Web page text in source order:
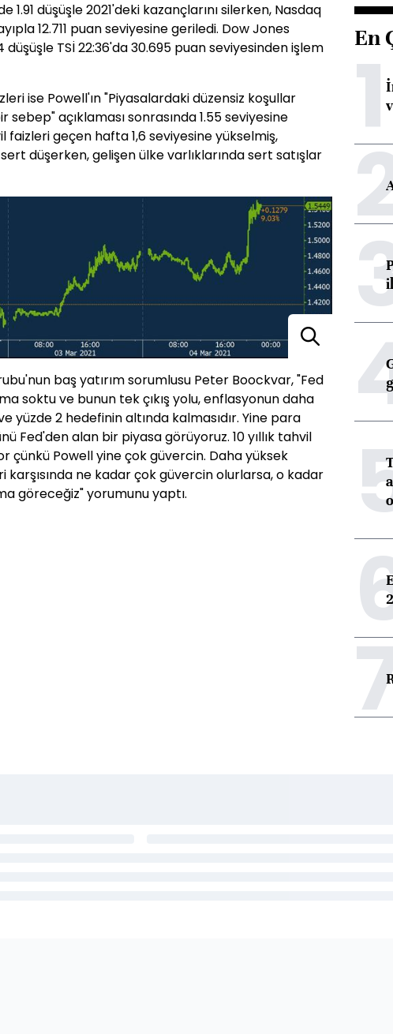
1.91 düşüşle 2021'deki kazançlarını silerken, Nasdaq
12.711 puan seviyesine geriledi. Dow Jones
düşüşle TSİ 22:36'da 30.695 puan seviyesinden işlem
ise Powell'ın "Piyasalardaki düzensiz koşullar
sebep" açıklaması sonrasında 1.55 seviyesine
faizleri geçen hafta 1,6 seviyesine yükselmiş,
düşerken, gelişen ülke varlıklarında sert satışlar
baş yatırım sorumlusu Peter Boockvar, "Fed
soktu ve bunun tek çıkış yolu, enflasyonun daha
yüzde 2 hedefinin altında kalmasıdır. Yine para
Fed'den alan bir piyasa görüyoruz. 10 yıllık tahvil
çünkü Powell yine çok güvercin. Daha yüksek
ne kadar çok güvercin olurlarsa, o kadar
göreceğiz" yorumunu yaptı.
En
1